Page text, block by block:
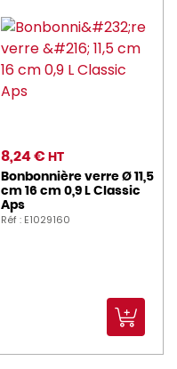
8,24 € HT
Bonbonnière verre Ø 11,5
cm 16 cm 0,9 L Classic
Aps
Réf : E1029160